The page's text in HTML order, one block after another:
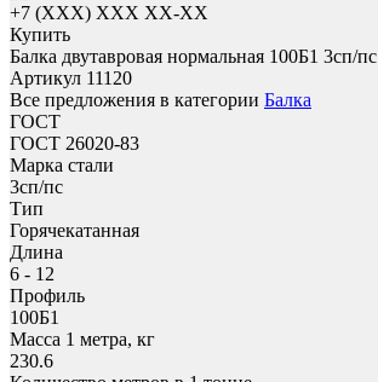
+7 (XXX) ХХХ ХХ-ХХ
Купить
Балка двутавровая нормальная 100Б1 3сп/пс
Артикул 11120
Все предложения в категории Балка
ГОСТ
ГОСТ 26020-83
Марка стали
3сп/пс
Тип
Горячекатанная
Длина
6 - 12
Профиль
100Б1
Масса 1 метра, кг
230.6